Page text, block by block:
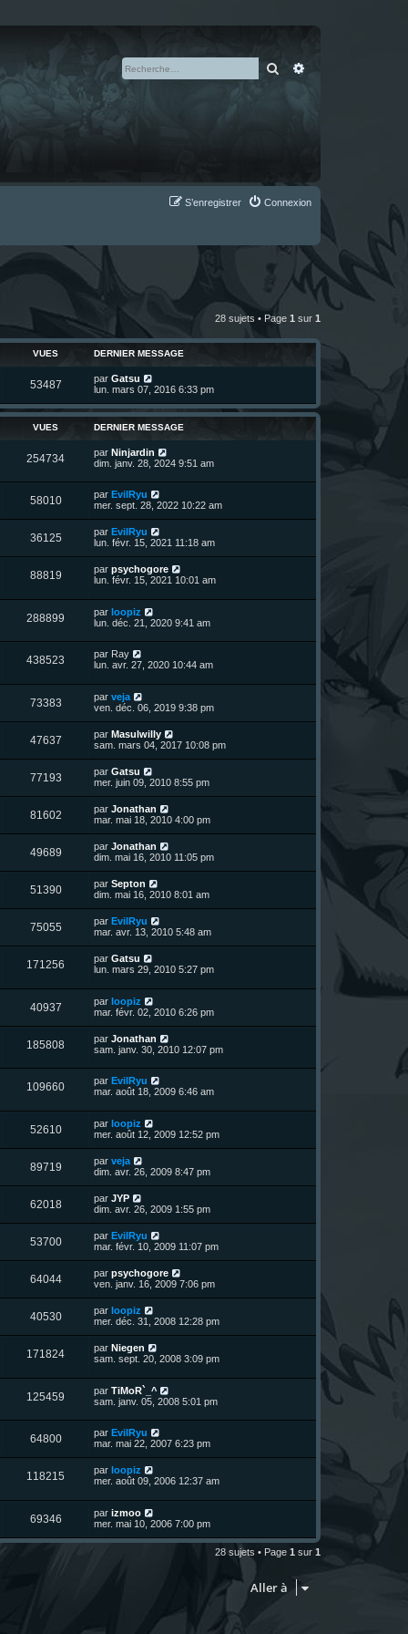
Rechercher
Connexion
S’enregistrer
28 sujets • Page 1 sur 1
VUES DERNIER MESSAGE
53487V
u
s
D
e
n
e
r
m
e
a
g
e
par Gatsu
lun. mars 07, 2016 6:33 pm
VUES DERNIER MESSAGE
254734V
u
D
e
n
i
e
r
m
e
s
s
a
g
par Ninjardin
dim. janv. 28, 2024 9:51 am
58010V
u
s
D
e
i
e
r
m
e
s
a
g
par EvilRyu
mer. sept. 28, 2022 10:22 am
36125V
u
D
e
i
e
e
s
s
a
g
par EvilRyu
lun. févr. 15, 2021 11:18 am
88819V
u
e
s
D
e
n
i
e
m
e
s
a
g
e
par psychogore
lun. févr. 15, 2021 10:01 am
288899
u
s
D
e
n
i
e
m
e
s
s
a
g
par loopiz
lun. déc. 21, 2020 9:41 am
438523
u
D
e
n
i
e
r
m
e
s
s
a
g
e
par Ray
lun. avr. 27, 2020 10:44 am
73383V
u
s
D
e
i
e
r
m
e
s
s
a
g
e
par veja
ven. déc. 06, 2019 9:38 pm
47637V
u
s
D
e
i
e
r
m
e
s
s
a
g
e
par Masulwilly
sam. mars 04, 2017 10:08 pm
77193V
u
s
D
e
i
e
r
m
e
s
s
a
g
e
par Gatsu
mer. juin 09, 2010 8:55 pm
81602V
u
s
D
e
i
e
r
m
e
s
s
a
g
e
par Jonathan
mar. mai 18, 2010 4:00 pm
49689V
u
s
D
e
i
e
r
m
e
s
s
a
g
e
par Jonathan
dim. mai 16, 2010 11:05 pm
51390V
u
s
D
e
i
e
r
m
e
s
a
g
e
par Septon
dim. mai 16, 2010 8:01 am
75055V
u
D
e
i
e
e
s
s
a
g
par EvilRyu
mar. avr. 13, 2010 5:48 am
171256
u
D
e
n
i
e
e
s
s
a
g
par Gatsu
lun. mars 29, 2010 5:27 pm
40937V
u
D
e
i
e
r
m
e
s
s
a
g
par loopiz
mar. févr. 02, 2010 6:26 pm
185808V
u
e
s
D
e
n
i
e
m
e
s
s
a
g
par Jonathan
sam. janv. 30, 2010 12:07 pm
109660V
u
D
e
n
i
e
e
s
s
a
g
e
par EvilRyu
mar. août 18, 2009 6:46 am
52610V
u
s
D
e
i
e
r
m
e
s
s
a
g
e
par loopiz
mer. août 12, 2009 12:52 pm
89719V
u
s
D
e
i
e
r
m
e
s
s
a
g
e
par veja
dim. avr. 26, 2009 8:47 pm
62018V
u
s
D
e
i
e
r
m
e
s
s
a
g
e
par JYP
dim. avr. 26, 2009 1:55 pm
53700V
u
s
D
e
i
e
r
m
e
s
s
a
g
e
par EvilRyu
mar. févr. 10, 2009 11:07 pm
64044V
u
s
D
e
i
e
r
m
e
s
a
g
par psychogore
ven. janv. 16, 2009 7:06 pm
40530V
u
D
e
i
e
e
s
s
a
g
par loopiz
mer. déc. 31, 2008 12:28 pm
171824V
u
s
D
e
n
i
e
m
e
s
s
a
g
par Niegen
sam. sept. 20, 2008 3:09 pm
125459
u
D
e
n
i
e
r
m
e
s
s
a
g
par TiMoR`_^
sam. janv. 05, 2008 5:01 pm
64800V
u
D
e
i
e
e
s
s
par EvilRyu
mar. mai 22, 2007 6:23 pm
118215
u
s
D
e
n
i
e
m
par loopiz
mer. août 09, 2006 12:37 am
69346V
u
D
e
n
par izmoo
mer. mai 10, 2006 7:00 pm
28 sujets • Page 1 sur 1
Aller à